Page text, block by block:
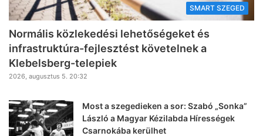
SMART SZEGED
Normális közlekedési lehetőségeket és
infrastruktúra-fejlesztést követelnek a
Klebelsberg-telepiek
2026, augusztus 5. 20:32
Most a szegedieken a sor: Szabó „Sonka”
László a Magyar Kézilabda Hírességek
Csarnokába kerülhet